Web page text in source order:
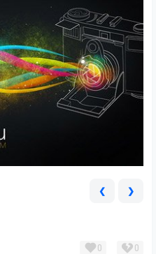
❮ ❯
0 0